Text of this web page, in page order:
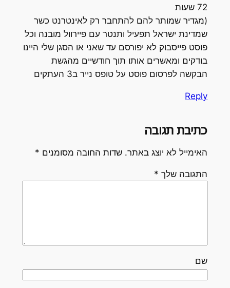
72 שעות
(מגדיר שמותר להם להתחבר רק לאינטרנט כשר
שמדינת ישראל תפעיל ותנטר עם פיירוול מובנה וכל
פוסט פייסבוק לא יפורסם עד שאני או הסגן שלי היינו
בודקים ומאשרים אותו תוך חודשיים מהגשת
הבקשה לפרסום פוסט על טופס נייר ב3 העתקים
Reply
כתיבת תגובה
האימייל לא יוצג באתר. שדות החובה מסומנים *
התגובה שלך *
שם